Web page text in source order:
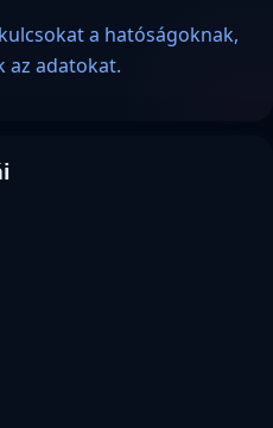
a hatóságoknak,
az adatokat.